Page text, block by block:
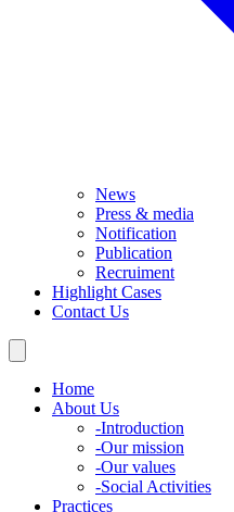
News
Press & media
Notification
Publication
Recruiment
Highlight Cases
Contact Us
Home
About Us
-Introduction
-Our mission
-Our values
-Social Activities
Practices